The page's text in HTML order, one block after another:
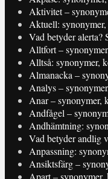
Aktivitet –
Aktuell:
Vad betyder alerta?
Alltfort –
Alltså: synonymer,
Almanacka –
Analys –
Anar – synonymer,
Andfågel –
Andhämtning:
Vad betyder andlig
Anpassning:
Ansiktsfärg –
Apart – synonymer,